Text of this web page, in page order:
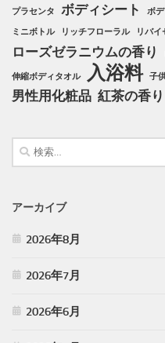
プラセンタ ボディシート ボ
ミニボトル
リッチフローラル リバイ
ローズゼラニウムの香り
伸縮ボディタオル 入浴料 子
男性用化粧品 紅茶の香り
検
索:
アーカイブ
2026年8月
2026年7月
2026年6月